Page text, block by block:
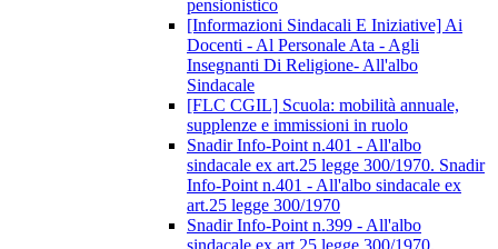
pensionistico
[Informazioni Sindacali E Iniziative] Ai
Docenti - Al Personale Ata - Agli
Insegnanti Di Religione- All'albo
Sindacale
[FLC CGIL] Scuola: mobilità annuale,
supplenze e immissioni in ruolo
Snadir Info-Point n.401 - All'albo
sindacale ex art.25 legge 300/1970. Snadir
Info-Point n.401 - All'albo sindacale ex
art.25 legge 300/1970
Snadir Info-Point n.399 - All'albo